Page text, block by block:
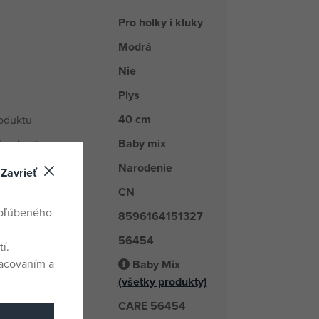
Pro holky i kluky
Modrá
Nie
Plys
40 cm
tovaru Baby mix
Narodenie
CN
8596164151327
číslo 56454
Baby Mix
(všetky produkty)
CARE 56454
Zavrieť
a